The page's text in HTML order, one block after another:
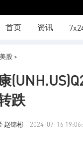
首页 资讯
美股 >
跌
赵锦彬 2024-07-16